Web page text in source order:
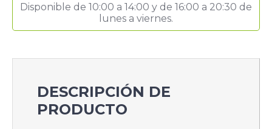
Disponible de 10:00 a 14:00 y de 16:00 a 20:30 de
lunes a viernes.
DESCRIPCIÓN DE
PRODUCTO